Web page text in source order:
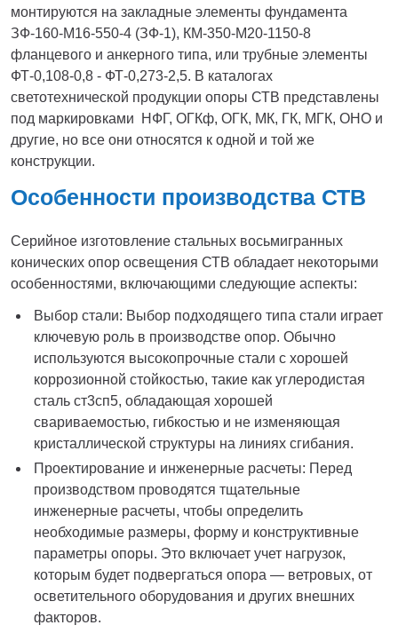
монтируются на закладные элементы фундамента
ЗФ-160-М16-550-4 (ЗФ-1), КМ-350-М20-1150-8
фланцевого и анкерного типа, или трубные элементы
ФТ-0,108-0,8 - ФТ-0,273-2,5. В каталогах
светотехнической продукции опоры СТВ представлены
под маркировками НФГ, ОГКф, ОГК, МК, ГК, МГК, ОНО и
другие, но все они относятся к одной и той же
конструкции.
Особенности производства СТВ
Серийное изготовление стальных восьмигранных
конических опор освещения СТВ обладает некоторыми
особенностями, включающими следующие аспекты:
Выбор стали: Выбор подходящего типа стали играет
ключевую роль в производстве опор. Обычно
используются высокопрочные стали с хорошей
коррозионной стойкостью, такие как углеродистая
сталь ст3сп5, обладающая хорошей
свариваемостью, гибкостью и не изменяющая
кристаллической структуры на линиях сгибания.
Проектирование и инженерные расчеты: Перед
производством проводятся тщательные
инженерные расчеты, чтобы определить
необходимые размеры, форму и конструктивные
параметры опоры. Это включает учет нагрузок,
которым будет подвергаться опора — ветровых, от
осветительного оборудования и других внешних
факторов.